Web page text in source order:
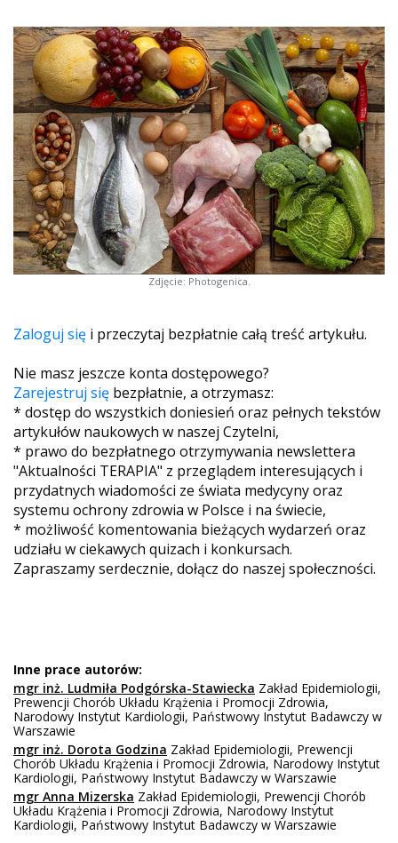
Zdjęcie: Photogenica.
Zaloguj się i przeczytaj bezpłatnie całą treść artykułu.
Nie masz jeszcze konta dostępowego?
Zarejestruj się bezpłatnie, a otrzymasz:
* dostęp do wszystkich doniesień oraz pełnych tekstów
artykułów naukowych w naszej Czytelni,
* prawo do bezpłatnego otrzymywania newslettera
"Aktualności TERAPIA" z przeglądem interesujących i
przydatnych wiadomości ze świata medycyny oraz
systemu ochrony zdrowia w Polsce i na świecie,
* możliwość komentowania bieżących wydarzeń oraz
udziału w ciekawych quizach i konkursach.
Zapraszamy serdecznie, dołącz do naszej społeczności.
Inne prace autorów:
mgr inż. Ludmiła Podgórska-Stawiecka Zakład Epidemiologii,
Prewencji Chorób Układu Krążenia i Promocji Zdrowia,
Narodowy Instytut Kardiologii, Państwowy Instytut Badawczy w
Warszawie
mgr inż. Dorota Godzina Zakład Epidemiologii, Prewencji
Chorób Układu Krążenia i Promocji Zdrowia, Narodowy Instytut
Kardiologii, Państwowy Instytut Badawczy w Warszawie
mgr Anna Mizerska Zakład Epidemiologii, Prewencji Chorób
Układu Krążenia i Promocji Zdrowia, Narodowy Instytut
Kardiologii, Państwowy Instytut Badawczy w Warszawie